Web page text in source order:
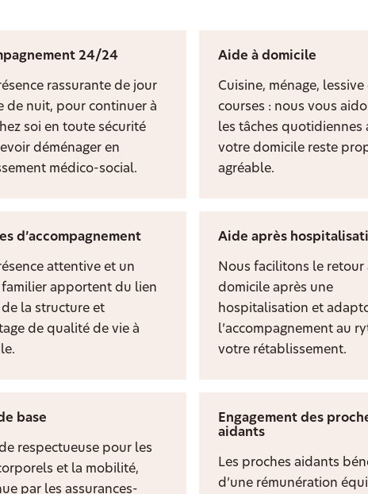
24/24
rassurante de jour
de nuit, pour continuer à
soi en toute sécurité
déménager en
médico-social.
Aide à domicile
Cuisine, ménage, lessive
courses : nous vous
les tâches quotidiennes
votre domicile reste
agréable.
d’accompagnement
attentive et un
familier apportent du lien
de la structure et
de qualité de vie à
Aide après
Nous facilitons le retour
domicile après une
hospitalisation et
l’accompagnement au
votre rétablissement.
base
respectueuse pour les
et la mobilité,
par les assurances-
Engagement des
aidants
Les proches aidants
d’une rémunération